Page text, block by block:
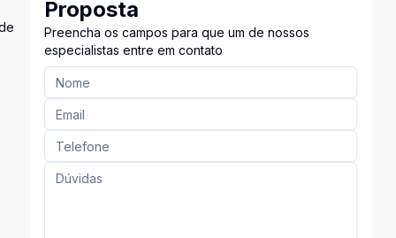
Proposta
Preencha os campos para que um de nossos
especialistas entre em contato